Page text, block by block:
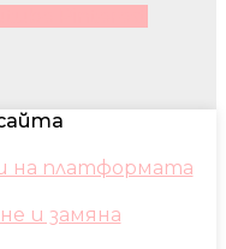
на платформата
и замяна